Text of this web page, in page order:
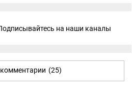
на наши каналы
(25)